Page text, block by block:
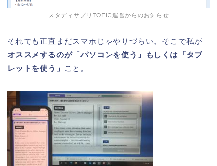
スタディサプリTOEIC運営からのお知らせ
それでも正直まだスマホじゃやりづらい。そこで私が
オススメするのが「パソコンを使う」もしくは「タブ
レットを使う」
こと。